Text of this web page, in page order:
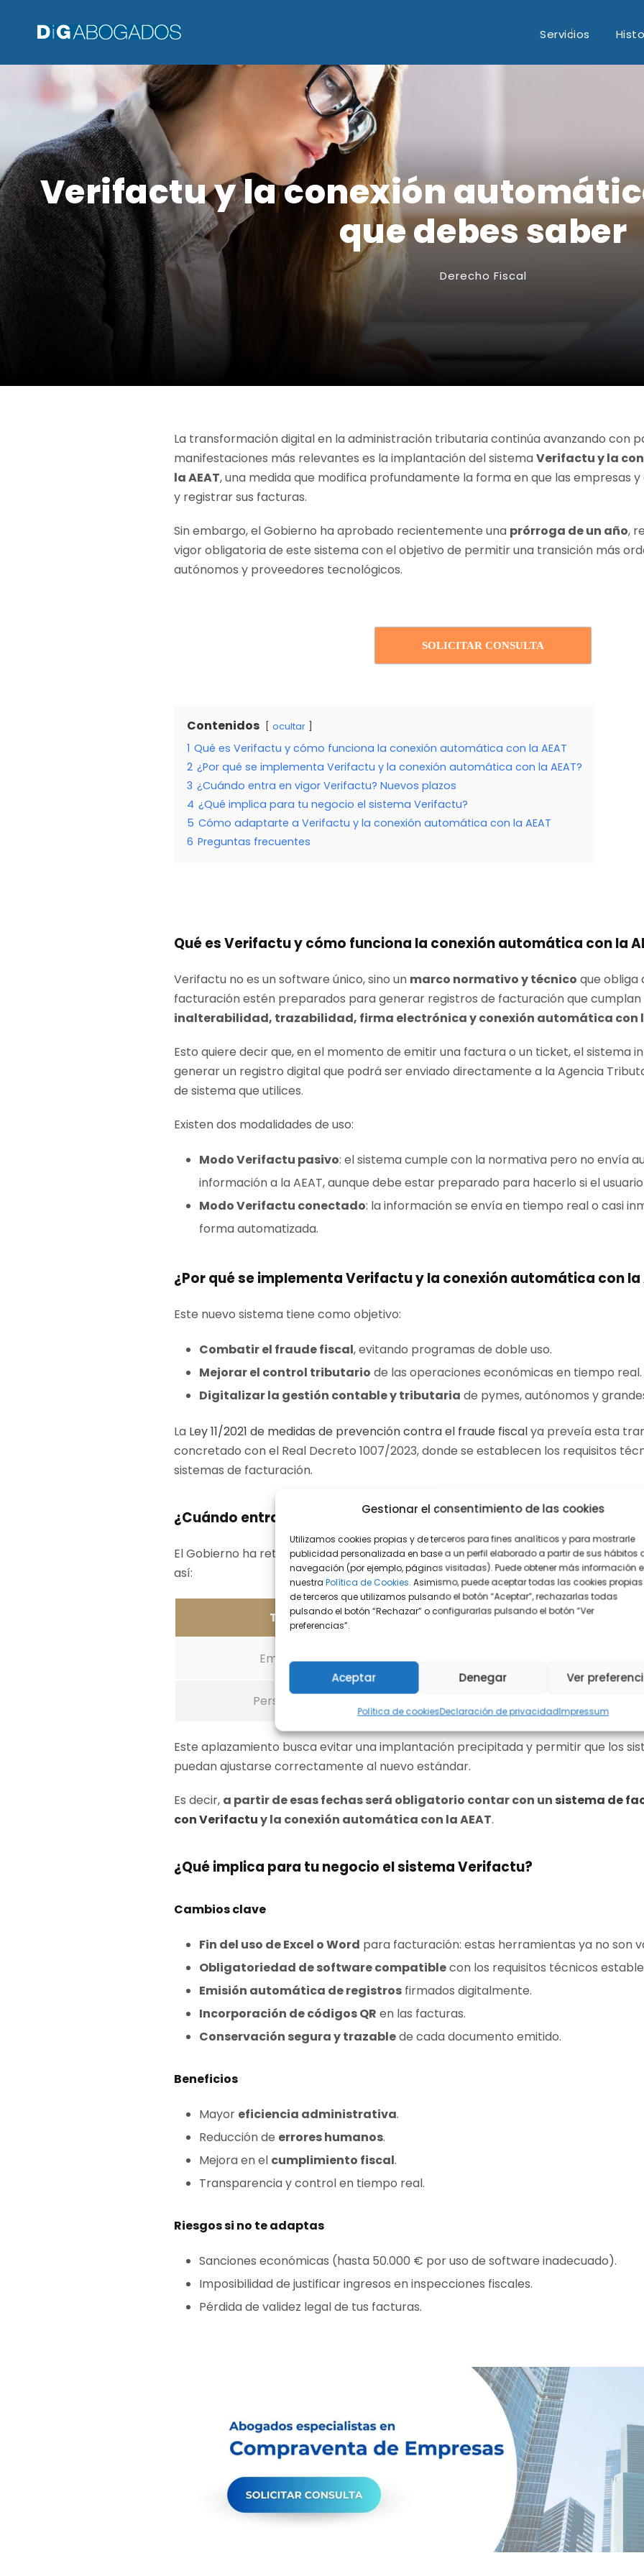
Gestionar el consentimiento de las cookies
Utilizamos cookies propias y de terceros para fines analíticos y para mostrarle
publicidad personalizada en base a un perfil elaborado a partir de sus hábitos
navegación (por ejemplo, páginas visitadas). Puede obtener más información
nuestra Política de Cookies. Asimismo, puede aceptar todas las cookies
de terceros que utilizamos pulsando el botón “Aceptar”, rechazarlas todas
pulsando el botón “Rechazar” o configurarlas pulsando el botón “Ver
preferencias”.
Aceptar Denegar Ver
Política de cookiesDeclaración de privacidadImpressum
Servicios
Verifactu y la conexión
que debes saber
Derecho Fiscal
La transformación digital en la administración tributaria continúa avanzando con
manifestaciones más relevantes es la implantación del sistemaVerifactu y la
la AEAT, una medida que modifica profundamente la forma en que las empresas
y registrar sus facturas.
Sin embargo, el Gobierno ha aprobado recientemente una prórroga de un año,
vigor obligatoria de este sistema con el objetivo de permitir una transición más
autónomos y proveedores tecnológicos.
SOLICITAR CONSULTA
Contenidos ocultar
1 Qué es Verifactu y cómo funciona la conexión automática con la AEAT
2 ¿Por qué se implementa Verifactu y la conexión automática con la AEAT?
3 ¿Cuándo entra en vigor Verifactu? Nuevos plazos
4 ¿Qué implica para tu negocio el sistema Verifactu?
5 Cómo adaptarte a Verifactu y la conexión automática con la AEAT
6 Preguntas frecuentes
Qué es Verifactu y cómo funciona la conexión automática con la
Verifactu no es un software único, sino un marco normativo y técnico que obliga
facturación estén preparados para generar registros de facturación que
inalterabilidad, trazabilidad, firma electrónica y conexión automática con
Esto quiere decir que, en el momento de emitir una factura o un ticket, el sistema
generar un registro digital que podrá ser enviado directamente a la Agencia
de sistema que utilices.
Existen dos modalidades de uso:
Modo Verifactu pasivo: el sistema cumple con la normativa pero no envía
información a la AEAT, aunque debe estar preparado para hacerlo si el
Modo Verifactu conectado: la información se envía en tiempo real o casi
forma automatizada.
¿Por qué se implementa Verifactu y la conexión automática con la
Este nuevo sistema tiene como objetivo:
Combatir el fraude fiscal, evitando programas de doble uso.
Mejorar el control tributario de las operaciones económicas en tiempo real.
Digitalizar la gestión contable y tributaria de pymes, autónomos y
La Ley 11/2021 de medidas de prevención contra el fraude fiscalya preveía esta
concretado con el Real Decreto 1007/2023, donde se establecen los requisitos
sistemas de facturación.
¿Cuándo entra en vigor Verifactu? Nuevos plazos
El Gobierno ha retrasado la entrada en vigor obligatoria del sistema Verifactuun
así:
Tipo de contribuyente Nueva
Empresas no acogidas al SII
Personas físicas (autónomos)
Este aplazamiento busca evitar una implantación precipitada y permitir que los
puedan ajustarse correctamente al nuevo estándar.
Es decir, a partir de esas fechas será obligatorio contar con un sistema de
con Verifactuy la conexión automática con la AEAT.
¿Qué implica para tu negocio el sistema Verifactu?
Cambios clave
Fin del uso de Excel o Word para facturación: estas herramientas ya no son
Obligatoriedad de software compatiblecon los requisitos técnicos
Emisión automática de registros firmados digitalmente.
Incorporación de códigos QR en las facturas.
Conservación segura y trazablede cada documento emitido.
Beneficios
Mayor eficiencia administrativa.
Reducción de errores humanos.
Mejora en el cumplimiento fiscal.
Transparencia y control en tiempo real.
Riesgos si no te adaptas
Sanciones económicas (hasta 50.000 € por uso de software inadecuado).
Imposibilidad de justificar ingresos en inspecciones fiscales.
Pérdida de validez legal de tus facturas.